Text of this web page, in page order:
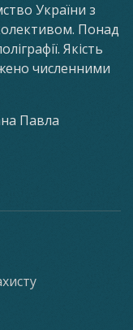
України з
Понад
Якість
численними
Павла